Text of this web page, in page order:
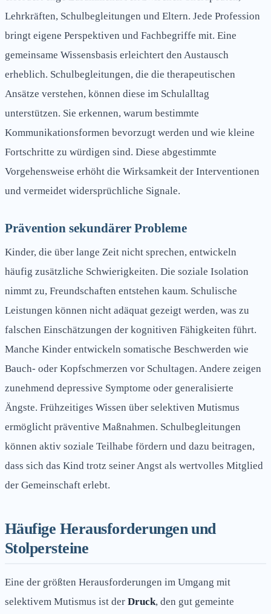
Lehrkräften, Schulbegleitungen und Eltern. Jede Profession
bringt eigene Perspektiven und Fachbegriffe mit. Eine
gemeinsame Wissensbasis erleichtert den Austausch
erheblich. Schulbegleitungen, die die therapeutischen
Ansätze verstehen, können diese im Schulalltag
unterstützen. Sie erkennen, warum bestimmte
Kommunikationsformen bevorzugt werden und wie kleine
Fortschritte zu würdigen sind. Diese abgestimmte
Vorgehensweise erhöht die Wirksamkeit der Interventionen
und vermeidet widersprüchliche Signale.
Prävention sekundärer Probleme
Kinder, die über lange Zeit nicht sprechen, entwickeln
häufig zusätzliche Schwierigkeiten. Die soziale Isolation
nimmt zu, Freundschaften entstehen kaum. Schulische
Leistungen können nicht adäquat gezeigt werden, was zu
falschen Einschätzungen der kognitiven Fähigkeiten führt.
Manche Kinder entwickeln somatische Beschwerden wie
Bauch- oder Kopfschmerzen vor Schultagen. Andere zeigen
zunehmend depressive Symptome oder generalisierte
Ängste. Frühzeitiges Wissen über selektiven Mutismus
ermöglicht präventive Maßnahmen. Schulbegleitungen
können aktiv soziale Teilhabe fördern und dazu beitragen,
dass sich das Kind trotz seiner Angst als wertvolles Mitglied
der Gemeinschaft erlebt.
Häufige Herausforderungen und
Stolpersteine
Eine der größten Herausforderungen im Umgang mit
selektivem Mutismus ist der Druck, den gut gemeinte